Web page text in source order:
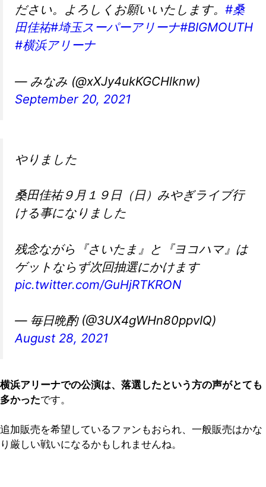
ださい。よろしくお願いいたします。 #桑
田佳祐#埼玉スーパーアリーナ#BIGMOUTH
#横浜アリーナ
— みなみ (@xXJy4ukKGCHlknw)
September 20, 2021
やりました
桑田佳祐９月１９日（日）みやぎライブ行
ける事になりました
残念ながら『さいたま』と『ヨコハマ』は
ゲットならず次回抽選にかけます
pic.twitter.com/GuHjRTKRON
— 毎日晩酌 (@3UX4gWHn80ppvIQ)
August 28, 2021
横浜アリーナでの公演は、落選したという方の声がとても
多かったです。
追加販売を希望しているファンもおられ、一般販売はかな
り厳しい戦いになるかもしれませんね。